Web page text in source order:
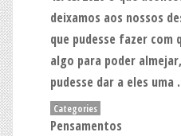
deixamos aos nossos
que pudesse fazer com
algo para poder
pudesse dar a eles uma
Categories
Pensamentos